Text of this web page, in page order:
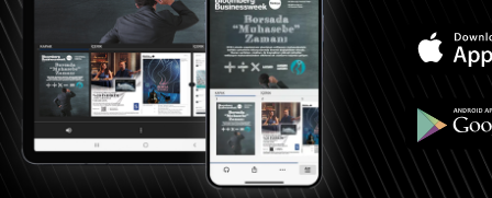
Konut kiralarında yıllara göre
istisna tutarları aşağıdaki gibi;
2023 Yılı Konut Kirası İstisna
Tutarı: 21.000 TL 2024 Yılı
Konut Kirası İstisna Tutarı: